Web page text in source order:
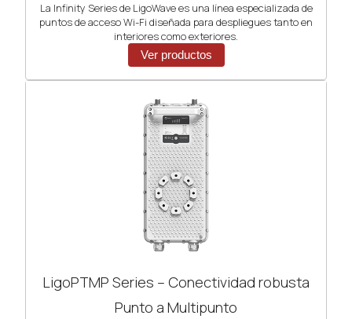
La Infinity Series de LigoWave es una línea especializada de
puntos de acceso Wi-Fi diseñada para despliegues tanto en
interiores como exteriores.
Ver productos
LigoPTMP Series – Conectividad robusta
Punto a Multipunto